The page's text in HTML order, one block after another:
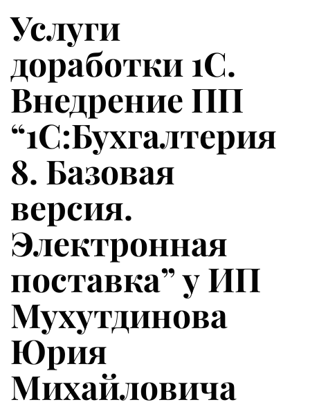
Услуги
доработки 1С.
Внедрение ПП
“1С:Бухгалтерия
8. Базовая
версия.
Электронная
поставка” у ИП
Мухутдинова
Юрия
Михайловича